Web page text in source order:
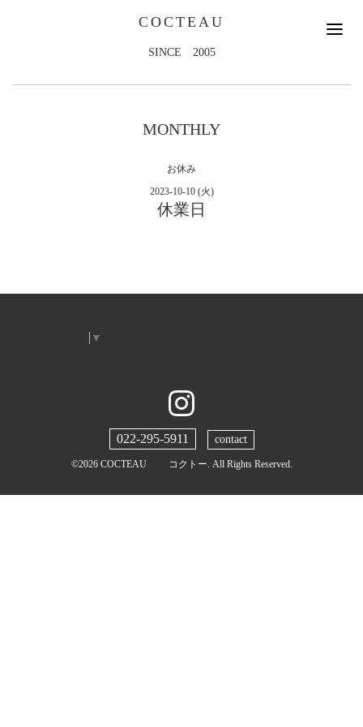
COCTEAU
SINCE 2005
MONTHLY
お休み
2023-10-10 (火)
休業日
▼
022-295-5911 contact
©2026 COCTEAU コクトー. All Rights Reserved.